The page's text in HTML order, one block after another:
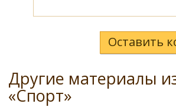
Оставить
Другие материалы
«Спорт»